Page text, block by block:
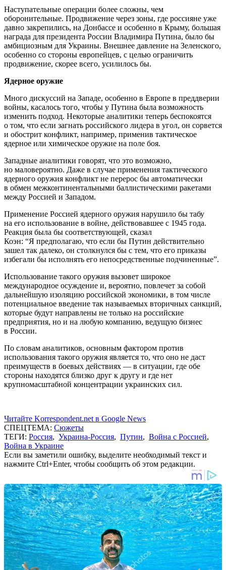
Наступательные операции более сложны, чем
оборонительные. Продвижение через зоны, где россияне уже
давно закрепились, на Донбассе и особенно в Крыму, большая
награда для президента России Владимира Путина, было бы
амбициозным для Украины. Внешнее давление на Зеленского,
особенно со стороны европейцев, с целью ограничить
продвижение, скорее всего, усилилось бы.
Ядерное оружие
Много дискуссий на Западе, особенно в Европе в преддверии
войны, касалось того, чтобы у Путина была возможность
изменить подход. Некоторые аналитики теперь беспокоятся
о том, что если загнать российского лидера в угол, он сорвется
и обострит конфликт, например, применив тактическое
ядерное или химическое оружие на поле боя.
Западные аналитики говорят, что это возможно,
но маловероятно. Даже в случае применения тактического
ядерного оружия конфликт не перерос бы автоматически
в обмен межконтинентальными баллистическими ракетами
между Россией и Западом.
Применение Россией ядерного оружия нарушило бы табу
на его использование в войне, действовавшее с 1945 года.
Реакция была бы соответствующей, сказал
Коэн: “Я предполагаю, что если бы Путин действительно
зашел так далеко, он столкнулся бы с тем, что его приказы
избегали бы исполнять его непосредственные подчиненные”.
Использование такого оружия вызовет широкое
международное осуждение и, вероятно, повлечет за собой
дальнейшую изоляцию российской экономики, в том числе
потенциальное введение так называемых вторичных санкций,
которые будут направлены не только на российские
предприятия, но и на любую компанию, ведущую бизнес
в России.
По словам аналитиков, основным фактором против
использования такого оружия является то, что оно не даст
преимуществ в боевых действиях — в ситуации, где обе
стороны находятся близко друг к другу и где нет
крупномасштабной концентрации украинских сил.
Читайте Korrespondent.net в Google News
СПЕЦТЕМА: Сюжеты
ТЕГИ: Россия, Украина-Россия, Путин, Война с Россией,
Война в Украине
Если вы заметили ошибку, выделите необходимый текст и
нажмите Ctrl+Enter, чтобы сообщить об этом редакции.